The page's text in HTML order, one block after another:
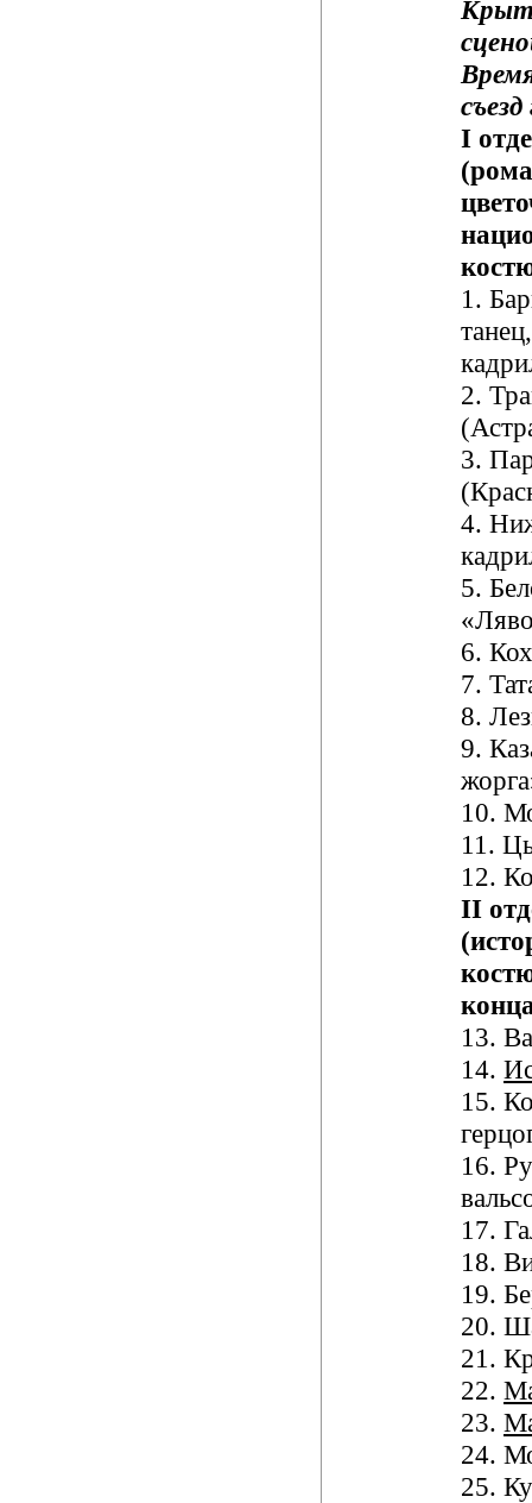
I
1.
2.
3.
4.
5.
6.
7.
8.
9.
10.
11.
12.
II
13.
14.
15.
16.
17.
18.
19.
20.
21.
22.
23.
24.
25.